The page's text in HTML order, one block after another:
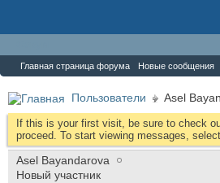
Главная страница форума Новые сообщения
Пользователи Asel
If this is your first visit, be sure to check
proceed. To start viewing messages,
Asel Bayandarova
Новый участник